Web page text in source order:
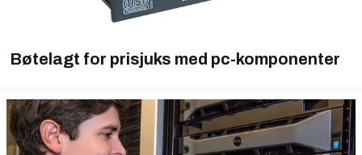
Bøtelagt for prisjuks med pc-komponenter